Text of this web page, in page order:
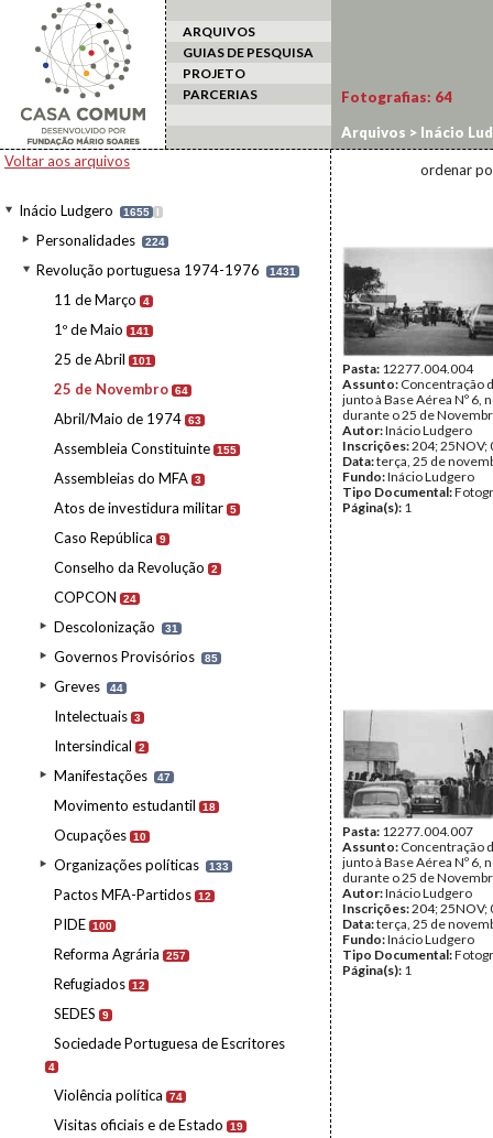
ARQUIVOS
GUIAS DE PESQUISA
PROJETO
PARCERIAS
Voltar aos arquivos
Inácio Ludgero 1655 I
Personalidades 224
Revolução portuguesa 1974-1976 1431
11 de Março 4
1º de Maio 141
25 de Abril 101
25 de Novembro 64
Abril/Maio de 1974 63
Assembleia Constituinte 155
Assembleias do MFA 3
Atos de investidura militar 5
Caso República 9
Conselho da Revolução 2
COPCON 24
Descolonização 31
Governos Provisórios 85
Greves 44
Intelectuais 3
Intersindical 2
Manifestações 47
Movimento estudantil 18
Ocupações 10
Organizações políticas 133
Pactos MFA-Partidos 12
PIDE 100
Reforma Agrária 257
Refugiados 12
SEDES 9
Sociedade Portuguesa de Escritores
4
Violência política 74
Visitas oficiais e de Estado 19
Fotografias: 64
Arquivos > Inácio
ordenar
Pasta: 12277.004.004
Assunto: Concentração
junto à Base Aérea Nº 6,
durante o 25 de
Autor:Inácio Ludgero
Inscrições:204; 25NOV;
Data:terça, 25 de
Fundo:Inácio Ludgero
Tipo Documental:
Página(s): 1
Pasta: 12277.004.007
Assunto: Concentração
junto à Base Aérea Nº 6,
durante o 25 de
Autor:Inácio Ludgero
Inscrições:204; 25NOV;
Data:terça, 25 de
Fundo:Inácio Ludgero
Tipo Documental:
Página(s): 1